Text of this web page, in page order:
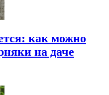
как можно
на даче